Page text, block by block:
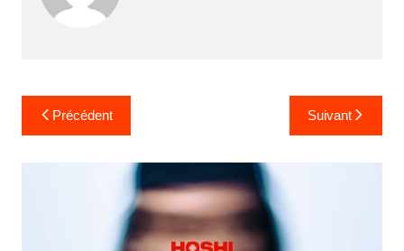
Navigation
de
l’article
Précédent Suivant